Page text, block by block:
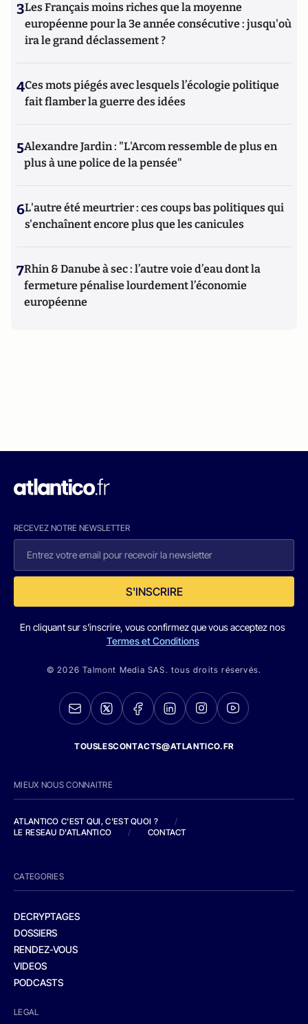
3Les Français moins riches que la moyenne
européenne pour la 3e année consécutive : jusqu'où
ira le grand déclassement ?
4Ces mots piégés avec lesquels l’écologie politique
fait flamber la guerre des idées
5Alexandre Jardin : "L'Arcom ressemble de plus en
plus à une police de la pensée"
6L'autre été meurtrier : ces coups bas politiques qui
s'enchaînent encore plus que les canicules
7Rhin & Danube à sec : l’autre voie d’eau dont la
fermeture pénalise lourdement l’économie
européenne
RECEVEZ NOTRE NEWSLETTER
S'INSCRIRE
En cliquant sur s'inscrire, vous confirmez que vous acceptez nos
Termes et Conditions
© 2026 Talmont Media SAS. tous droits réservés.
TOUSLESCONTACTS@ATLANTICO.FR
MIEUX NOUS CONNAITRE
ATLANTICO C'EST QUI, C'EST QUOI ?
/
LE RESEAU D'ATLANTICO
/ CONTACT
CATEGORIES
DECRYPTAGES
DOSSIERS
RENDEZ-VOUS
VIDEOS
PODCASTS
LEGAL